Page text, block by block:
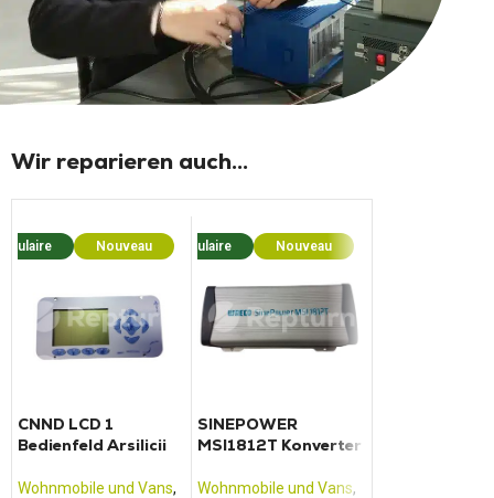
Wir reparieren auch...
Nouveau
CNND LCD 1
Bedienfeld Arsilicii
Wohnmobile und Vans,
Populaire Nouveau
SINEPOWER
MSI1812T Konverter
Wohnmobile und Vans,